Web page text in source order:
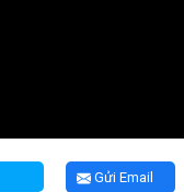
Gửi Email